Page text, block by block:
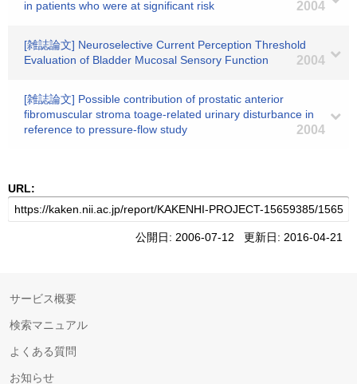
in patients who were at significant risk
2004
[雑誌論文] Neuroselective Current Perception Threshold
Evaluation of Bladder Mucosal Sensory Function
2004
[雑誌論文] Possible contribution of prostatic anterior
fibromuscular stroma toage-related urinary disturbance in
reference to pressure-flow study
2004
URL:
公開日: 2006-07-12 更新日: 2016-04-21
サービス概要
検索マニュアル
よくある質問
お知らせ